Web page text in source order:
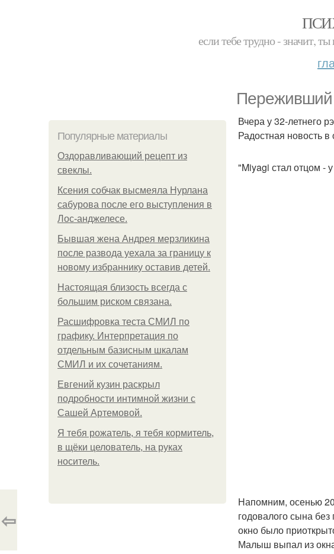
если тебе трудно - значит,
Переживший
Популярные материалы
Оздоравливающий рецепт из
свеклы.
Ксения собчак высмеяла Нурлана
сабурова после его выступления в
Лос-анджелесе.
Бывшая жена Андрея мерзликина
после развода уехала за границу к
новому избраннику оставив детей.
Hacтоящая близость всегда с
большим риском связана.
Расшифровка теста СМИЛ по
графику. Интерпретация по
отдельным базисным шкалам
СМИЛ и их сочетаниям.
Евгений кузин раскрыл
подробности интимной жизни с
Сашей Артемовой.
Я тебя рожатель, я тебя кормитель,
в щёки целователь, на руках
носитель.
Вчера у 32-летнего
Радостная новость
"Miyagi стал отцом -
Напомним, осенью
годовалого сына
окно было
Малыш выпал из
⇦